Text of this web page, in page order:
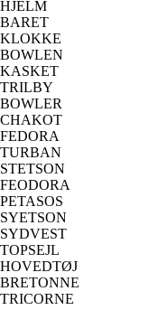
HJELM
BARET
KLOKKE
BOWLEN
KASKET
TRILBY
BOWLER
CHAKOT
FEDORA
TURBAN
STETSON
FEODORA
PETASOS
SYETSON
SYDVEST
TOPSEJL
HOVEDTØJ
BRETONNE
TRICORNE